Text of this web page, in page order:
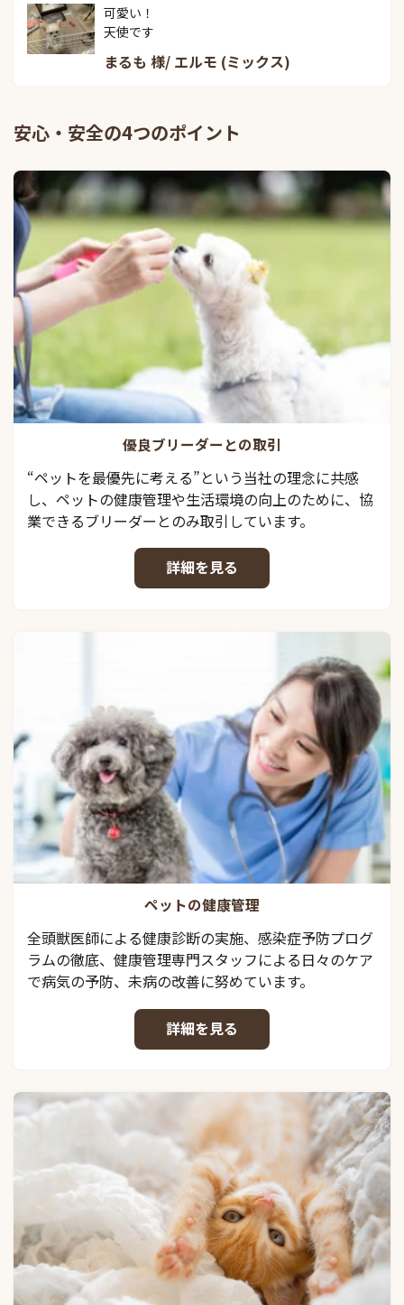
可愛い！
天使です
まるも 様/ エルモ (ミックス)
安心・安全の4つのポイント
優良ブリーダーとの取引
“ペットを最優先に考える”という当社の理念に共感
し、ペットの健康管理や生活環境の向上のために、協
業できるブリーダーとのみ取引しています。
詳細を見る
ペットの健康管理
全頭獣医師による健康診断の実施、感染症予防プログ
ラムの徹底、健康管理専門スタッフによる日々のケア
で病気の予防、未病の改善に努めています。
詳細を見る